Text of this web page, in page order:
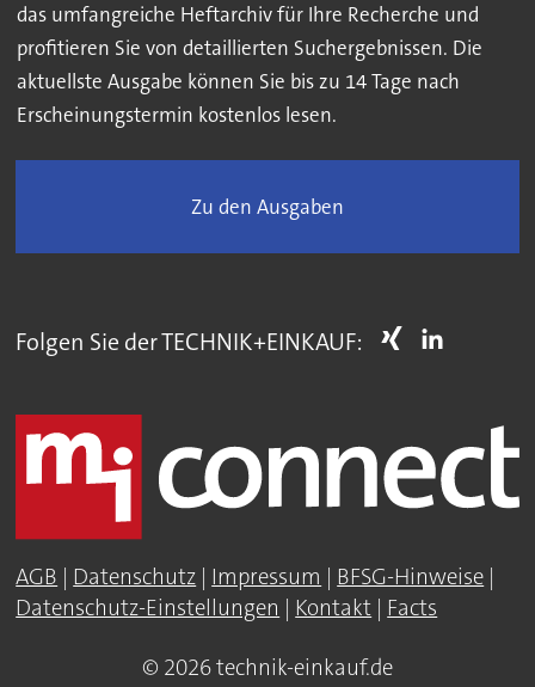
das umfangreiche Heftarchiv für Ihre Recherche und
profitieren Sie von detaillierten Suchergebnissen. Die
aktuellste Ausgabe können Sie bis zu 14 Tage nach
Erscheinungstermin kostenlos lesen.
Zu den Ausgaben
Folgen Sie der TECHNIK+EINKAUF:
AGB | Datenschutz | Impressum | BFSG-Hinweise |
Datenschutz-Einstellungen | Kontakt | Facts
© 2026 technik-einkauf.de